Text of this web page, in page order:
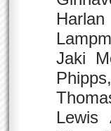
Jaki
Lewis